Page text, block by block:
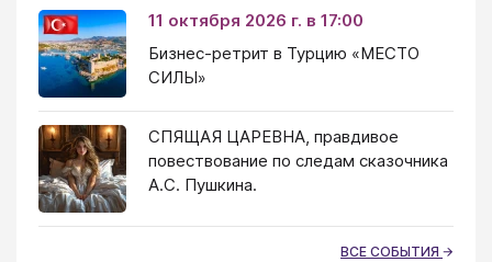
11 октября 2026 г. в 17:00
Бизнес-ретрит в Турцию «МЕСТО
СИЛЫ»
СПЯЩАЯ ЦАРЕВНА, правдивое
повествование по следам сказочника
А.С. Пушкина.
ВСЕ СОБЫТИЯ